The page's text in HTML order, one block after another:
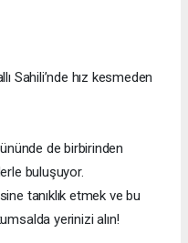
Sahili’nde hız kesmeden
de birbirinden
buluşuyor.
tanıklık etmek ve bu
yerinizi alın!